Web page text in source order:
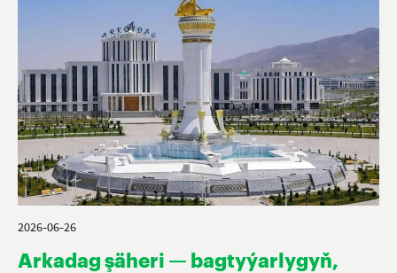
2026-06-26
Arkadag şäheri — bagtyýarlygyň,